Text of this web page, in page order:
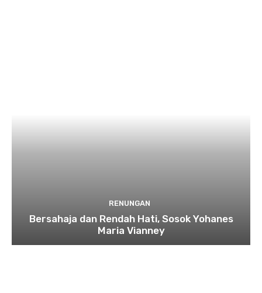
RENUNGAN
Bersahaja dan Rendah Hati, Sosok Yohanes
Maria Vianney